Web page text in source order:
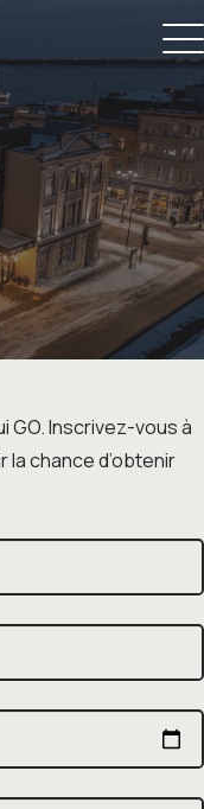
GO. Inscrivez-vous à
chance d’obtenir